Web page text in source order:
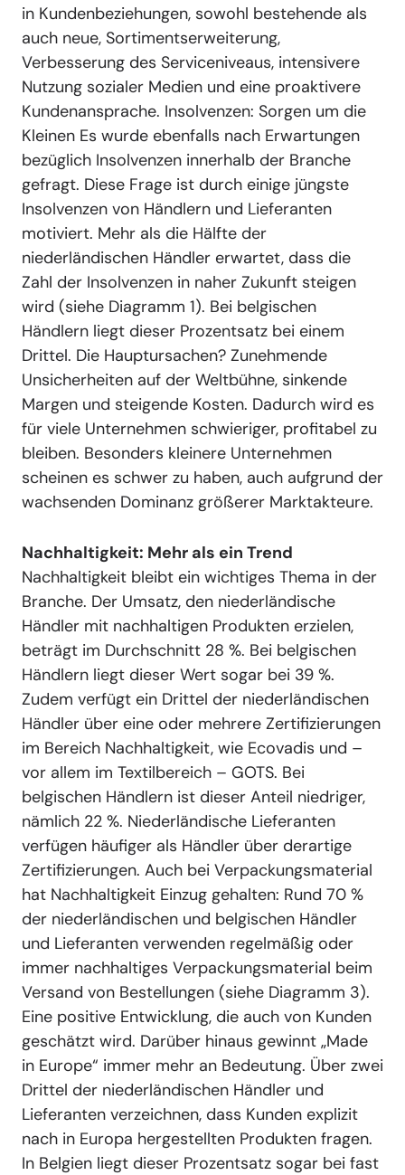
in Kundenbeziehungen, sowohl bestehende als
auch neue, Sortimentserweiterung,
Verbesserung des Serviceniveaus, intensivere
Nutzung sozialer Medien und eine proaktivere
Kundenansprache. Insolvenzen: Sorgen um die
Kleinen Es wurde ebenfalls nach Erwartungen
bezüglich Insolvenzen innerhalb der Branche
gefragt. Diese Frage ist durch einige jüngste
Insolvenzen von Händlern und Lieferanten
motiviert. Mehr als die Hälfte der
niederländischen Händler erwartet, dass die
Zahl der Insolvenzen in naher Zukunft steigen
wird (siehe Diagramm 1). Bei belgischen
Händlern liegt dieser Prozentsatz bei einem
Drittel. Die Hauptursachen? Zunehmende
Unsicherheiten auf der Weltbühne, sinkende
Margen und steigende Kosten. Dadurch wird es
für viele Unternehmen schwieriger, profitabel zu
bleiben. Besonders kleinere Unternehmen
scheinen es schwer zu haben, auch aufgrund der
wachsenden Dominanz größerer Marktakteure.
Nachhaltigkeit: Mehr als ein Trend
Nachhaltigkeit bleibt ein wichtiges Thema in der
Branche. Der Umsatz, den niederländische
Händler mit nachhaltigen Produkten erzielen,
beträgt im Durchschnitt 28 %. Bei belgischen
Händlern liegt dieser Wert sogar bei 39 %.
Zudem verfügt ein Drittel der niederländischen
Händler über eine oder mehrere Zertifizierungen
im Bereich Nachhaltigkeit, wie Ecovadis und –
vor allem im Textilbereich – GOTS. Bei
belgischen Händlern ist dieser Anteil niedriger,
nämlich 22 %. Niederländische Lieferanten
verfügen häufiger als Händler über derartige
Zertifizierungen. Auch bei Verpackungsmaterial
hat Nachhaltigkeit Einzug gehalten: Rund 70 %
der niederländischen und belgischen Händler
und Lieferanten verwenden regelmäßig oder
immer nachhaltiges Verpackungsmaterial beim
Versand von Bestellungen (siehe Diagramm 3).
Eine positive Entwicklung, die auch von Kunden
geschätzt wird. Darüber hinaus gewinnt „Made
in Europe“ immer mehr an Bedeutung. Über zwei
Drittel der niederländischen Händler und
Lieferanten verzeichnen, dass Kunden explizit
nach in Europa hergestellten Produkten fragen.
In Belgien liegt dieser Prozentsatz sogar bei fast